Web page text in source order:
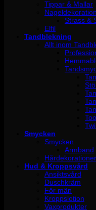
Tippar & Mallar
Strass &
Elfil
Tandblekning
Allt inom
Smycken
Smycken
Armband
Hårdekorationer
Hud & Kroppsvård
Ansiktsvård
Duschkräm
För män
Kroppslotion
Vaxprodukter